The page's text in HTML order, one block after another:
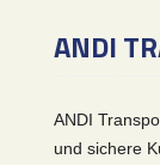
ANDI
ANDI
und sichere